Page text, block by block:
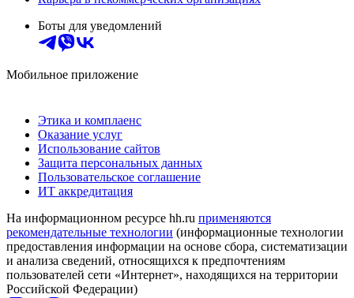
Боты для уведомлений
Мобильное приложение
Этика и комплаенс
Оказание услуг
Использование сайтов
Защита персональных данных
Пользовательское соглашение
ИТ аккредитация
На информационном ресурсе hh.ru применяются
рекомендательные технологии (информационные технологии
предоставления информации на основе сбора, систематизации
и анализа сведений, относящихся к предпочтениям
пользователей сети «Интернет», находящихся на территории
Российской Федерации)